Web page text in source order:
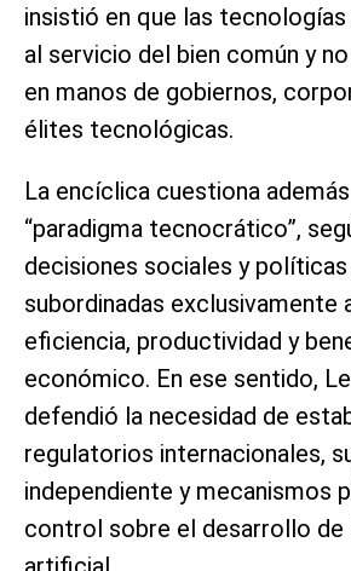
insistió en que las
al servicio del bien común y
en manos de gobiernos,
élites tecnológicas.
La encíclica cuestiona
“paradigma tecnocrático”,
decisiones sociales y políticas
subordinadas exclusivamente
eficiencia, productividad y
económico. En ese sentido,
defendió la necesidad de
regulatorios internacionales,
independiente y mecanismos
control sobre el desarrollo de